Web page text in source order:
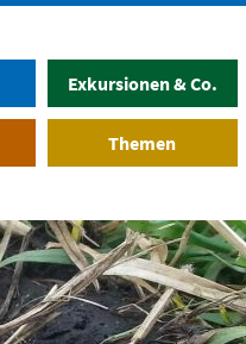
Exkursionen & Co.
Themen